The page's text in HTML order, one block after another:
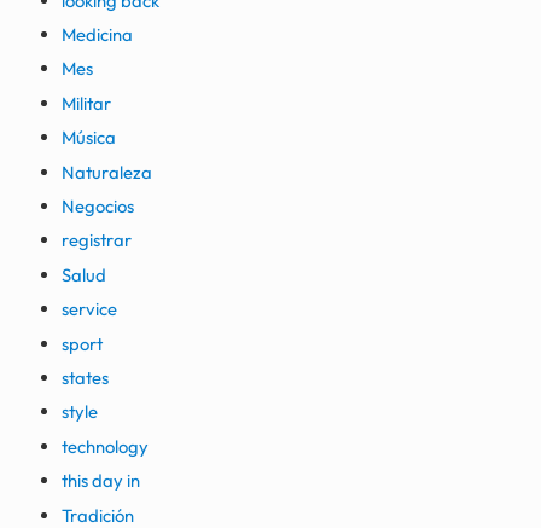
Medicina
Mes
Militar
Música
Naturaleza
Negocios
registrar
Salud
service
sport
states
style
technology
this day in
Tradición